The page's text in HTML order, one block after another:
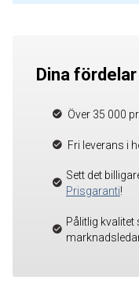
Dina fördelar
Över 35 000
Fri leverans i
Sett det
Prisgaranti!
Pålitlig